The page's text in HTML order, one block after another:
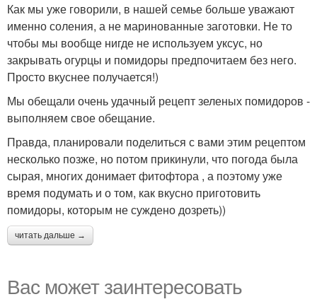
Как мы уже говорили, в нашей семье больше уважают
именно соления, а не маринованные заготовки. Не то
чтобы мы вообще нигде не используем уксус, но
закрывать огурцы и помидоры предпочитаем без него.
Просто вкуснее получается!)
Мы обещали очень удачный рецепт зеленых помидоров -
выполняем свое обещание.
Правда, планировали поделиться с вами этим рецептом
несколько позже, но потом прикинули, что погода была
сырая, многих донимает фитофтора , а поэтому уже
время подумать и о том, как вкусно приготовить
помидоры, которым не суждено дозреть))
читать дальше →
Вас может заинтересовать